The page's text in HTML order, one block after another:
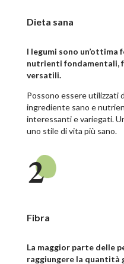
Dieta sana
I legumi sono
nutrienti fondamentali,
versatili.
Possono essere utilizzati
ingrediente sano e
interessanti e variegati.
uno stile di vita più sano.
2
Fibra
La maggior parte delle
raggiungere la quantità